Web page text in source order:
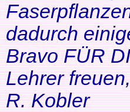
dadurch
Bravo FÜR
Lehrer
R. Kobler